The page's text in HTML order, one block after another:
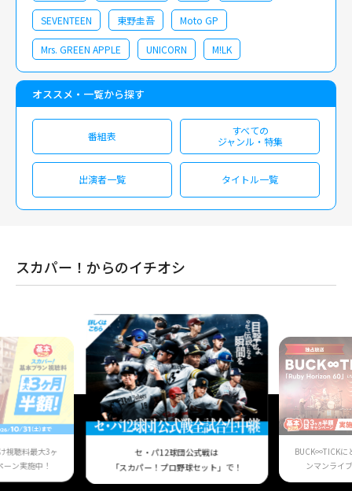
SEVENTEEN 東野圭吾 Moto GP
Mrs. GREEN APPLE UNICORN M!LK
オススメ・一覧から探す
番組表
すべての
ジャンル・特集
出演者一覧 タイトル一覧
スカパー！からのイチオシ
視聴料最大3ヶ
ン実施中！
セ・パ12球団公式戦は
「スカパー！プロ野球セット」で！
BUCK∞TICKに
ンマンライ